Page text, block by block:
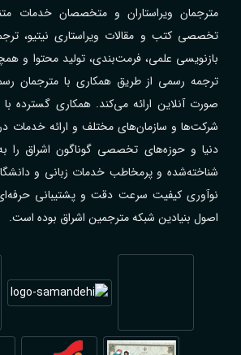
مترجمان ویراستاران و متخصصان خدمات
تخصصی کتب و مقالات ویراستاری نیتیو،
بازنویسی علمی، فرمت‌بندی، تولید محتوا و
ترجمه رسمی از طریق همکاری با مترجمان
صورت آنلاین ارائه می‌کند. همکاری گسترده با
دنیا و حوزه‌های تخصصی گوناگون اشراق را
شناخته‌شده و پرمخاطب خدمات زبانی و
نوآوری کیفیت سرعت دقت و پشتیبانی
اصول بنیادین شبکه مترجمین اشراق بوده است.